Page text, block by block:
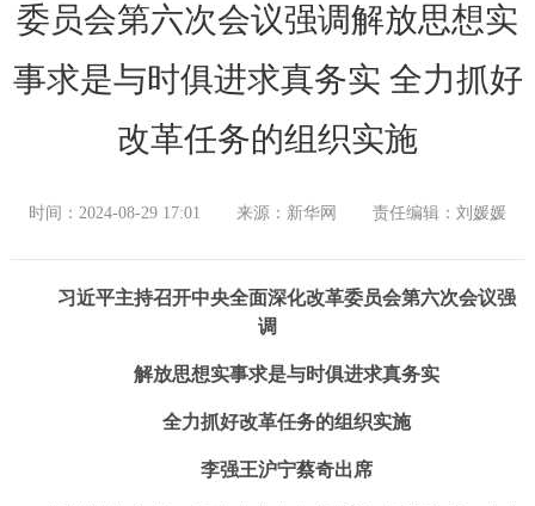
委员会第六次会议强调解放思想实
事求是与时俱进求真务实 全力抓好
改革任务的组织实施
时间：2024-08-29 17:01 来源：新华网 责任编辑：刘媛媛
习近平主持召开中央全面深化改革委员会第六次会议强
调
解放思想实事求是与时俱进求真务实
全力抓好改革任务的组织实施
李强王沪宁蔡奇出席